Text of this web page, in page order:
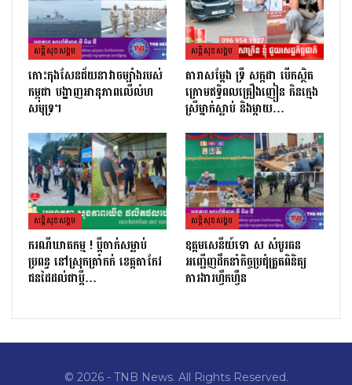
សន្តិសុខសង្គម
កោះកុងសែនជ័យនាវាចម្បាំងរបស់
កម្ពុជា បង្ហាញអានុភាពលើលំហ
សមុទ្រ។
សន្តិសុខសង្គម
តារាសម្ដែង ទ្រី សក្កដា បើកស្ថិត
ក្រោមឥទ្ធិពលគ្រឿងញៀន កិនក្មេង
ស្រីម្នាក់ស្លាប់ និងម្ដាយ…
សន្តិសុខសង្គម
ករណីឃាតកម្ម ! ប្ដីចាក់សម្លាប់
ប្រពន្ធ នៅស្រុកត្រាំកក់ ខេត្តតាកែវ
ជនដៃដល់ជាប្ដី…
សន្តិសុខសង្គម
ឧត្តមសេនីយ៍ទោ ស សំបូរធន
អញ្ជើញដឹកនាំកិច្ចប្រជុំត្រួតពិនិត្យ​
ការងារហ្វឹកហ្វឺន
© 2026 - TNB News. All Rights Reserved.